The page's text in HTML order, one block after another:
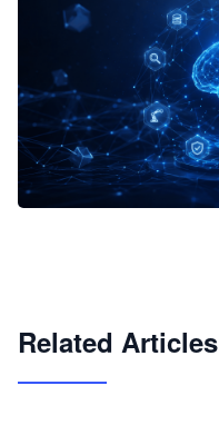
Related Articles